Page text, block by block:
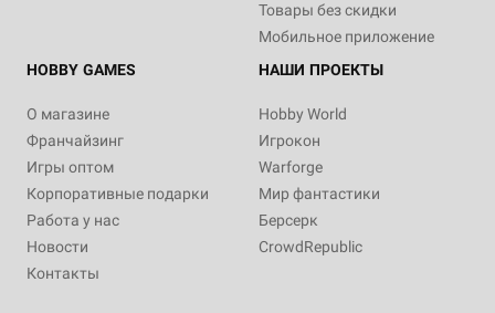
Товары без скидки
Мобильное приложение
HOBBY GAMES
О магазине
Франчайзинг
Игры оптом
Корпоративные подарки
Работа у нас
Новости
Контакты
НАШИ ПРОЕКТЫ
Hobby World
Игрокон
Warforge
Мир фантастики
Берсерк
CrowdRepublic